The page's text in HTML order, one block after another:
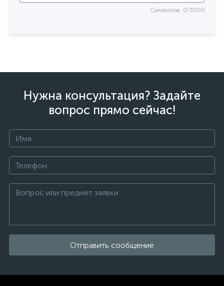
Символов: 0/3000
Нужна консультация? Задайте
вопрос прямо сейчас!
Отправить сообщение